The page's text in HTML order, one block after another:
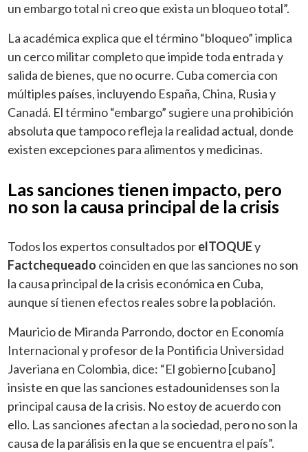
un embargo total ni creo que exista un bloqueo total”.
La académica explica que el término “bloqueo” implica
un cerco militar completo que impide toda entrada y
salida de bienes, que no ocurre. Cuba comercia con
múltiples países, incluyendo España, China, Rusia y
Canadá. El término “embargo” sugiere una prohibición
absoluta que tampoco refleja la realidad actual, donde
existen excepciones para alimentos y medicinas.
Las sanciones tienen impacto, pero
no son la causa principal de la crisis
Todos los expertos consultados porelTOQUEy
Factchequeado coinciden en que las sanciones no son
la causa principal de la crisis económica en Cuba,
aunque sí tienen efectos reales sobre la población.
Mauricio de Miranda Parrondo, doctor en Economía
Internacional y profesor de la Pontificia Universidad
Javeriana en Colombia, dice: “El gobierno [cubano]
insiste en que las sanciones estadounidenses son la
principal causa de la crisis. No estoy de acuerdo con
ello. Las sanciones afectan a la sociedad, pero no son la
causa de la parálisis en la que se encuentra el país”.